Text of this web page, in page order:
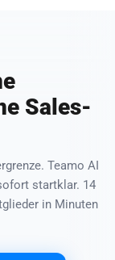
Sales-
Teamo AI
startklar. 14
in Minuten